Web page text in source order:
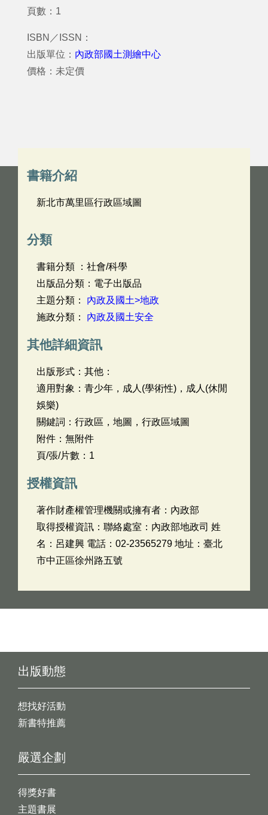
頁數：1
ISBN／ISSN：
出版單位： 內政部國土測繪中心
價格：未定價
書籍介紹
新北市萬里區行政區域圖
分類
書籍分類 ：社會/科學
出版品分類：電子出版品
主題分類： 內政及國土>地政
施政分類： 內政及國土安全
其他詳細資訊
出版形式：其他：
適用對象：青少年，成人(學術性)，成人(休閒
娛樂)
關鍵詞：行政區，地圖，行政區域圖
附件：無附件
頁/張/片數：1
授權資訊
著作財產權管理機關或擁有者：內政部
取得授權資訊：聯絡處室：內政部地政司 姓
名：呂建興 電話：02-23565279 地址：臺北
市中正區徐州路五號
出版動態
想找好活動
新書特推薦
嚴選企劃
得獎好書
主題書展